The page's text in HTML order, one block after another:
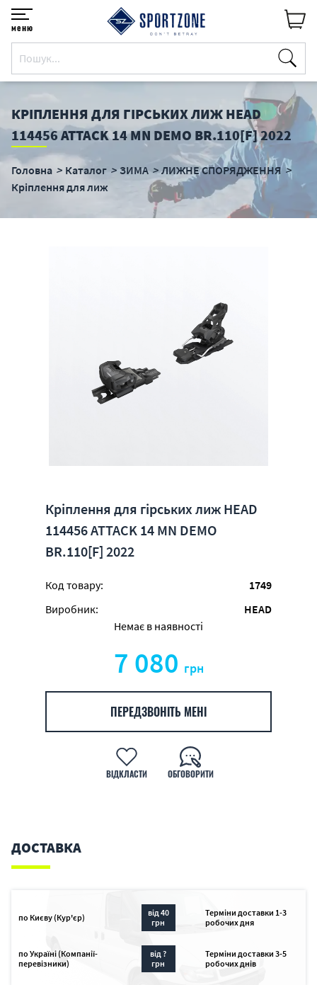
меню
КРІПЛЕННЯ ДЛЯ ГІРСЬКИХ ЛИЖ HEAD
114456 ATTACK 14 MN DEMO BR.110[F] 2022
Головна Каталог ЗИМА
ЛИЖНЕ СПОРЯДЖЕННЯ
Кріплення для лиж
Кріплення для гірських лиж HEAD
114456 ATTACK 14 MN DEMO
BR.110[F] 2022
Код товару:
1749
Виробник:
HEAD
Немає в наявності
7 080 грн
ПЕРЕДЗВОНІТЬ МЕНІ
ВІДКЛАСТИ ОБГОВОРИТИ
ДОСТАВКА
по Києву (Кур'єр)
від 40
грн
Терміни доставки 1-3
робочих дня
по Україні (Компанії-
перевізники)
від ?
грн
Терміни доставки 3-5
робочих днів